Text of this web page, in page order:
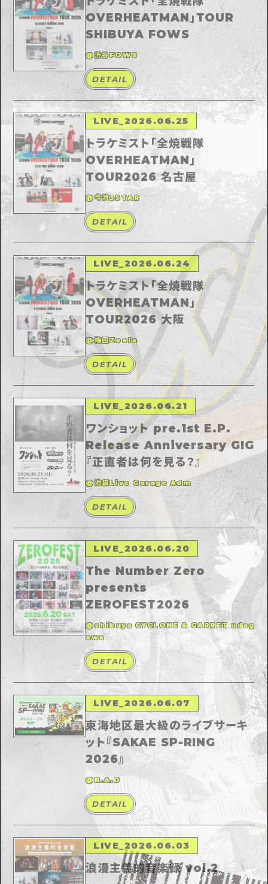
OVERHEATMAN」TOUR
SHIBUYA FOWS
@渋谷FOWS
DETAIL
LIVE 2026.06.25
トラケミスト「全焼戦隊
OVERHEATMAN」
TOUR2026 名古屋
@今池3STAR
DETAIL
LIVE 2026.06.24
トラケミスト「全焼戦隊
OVERHEATMAN」
TOUR2026 大阪
@梅田Zeela
DETAIL
LIVE 2026.06.21
ワンショット pre.1st E.P.
Release Anniversary GIG
『正直者は何を見る？』
@池袋Live Garage Adm
DETAIL
LIVE 2026.06.20
The Number Zero
presents
ZEROFEST2026
@shibuya CYCLONE & GARRET udag
awa
DETAIL
LIVE 2026.06.07
東海地区最大級のライブサーキ
ット『SAKAE SP-RING
2026』
@R.A.D
DETAIL
LIVE 2026.06.03
浪漫主義的音楽録 vol.2